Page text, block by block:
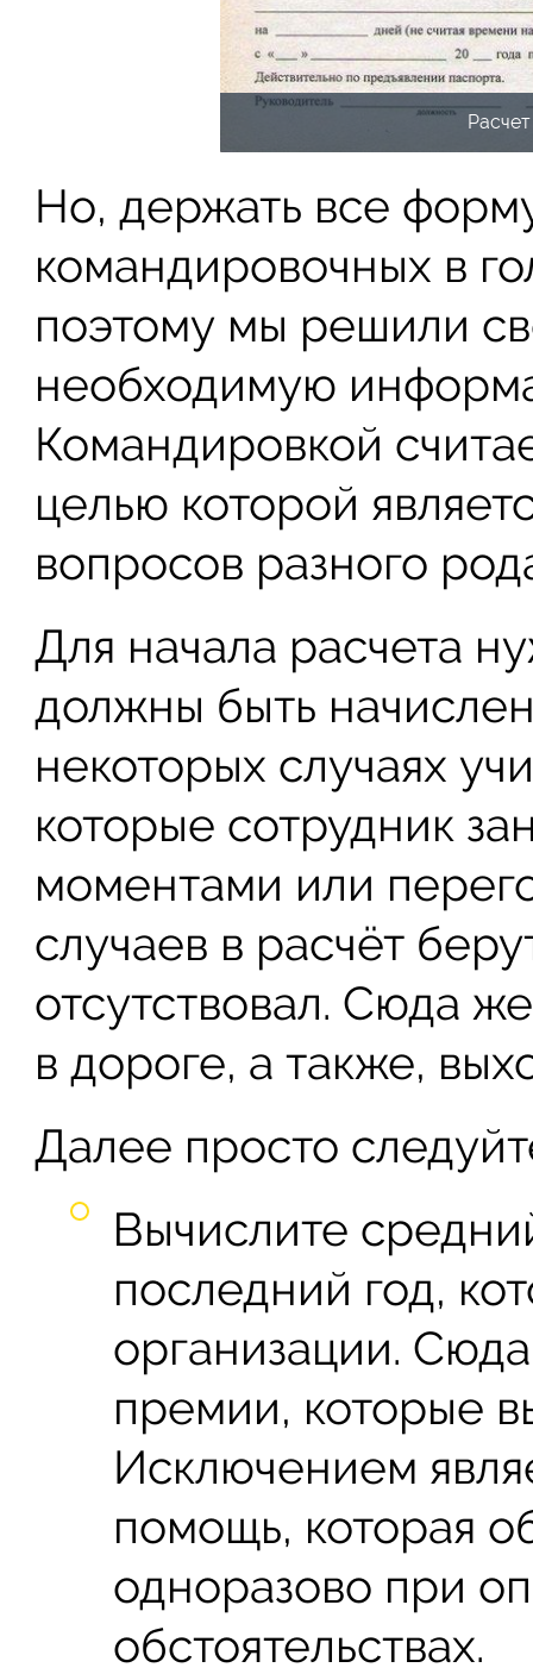
Но, держать все
командировочных в
поэтому мы решили
необходимую
Командировкой
целью которой
вопросов разного
Для начала расчета
должны быть
некоторых случаях
которые сотрудник
моментами или
случаев в расчёт
отсутствовал. Сюда
в дороге, а также,
Далее просто
Вычислите
последний год,
организации.
премии, которые
Исключением
помощь, которая
одноразово при
обстоятельствах.